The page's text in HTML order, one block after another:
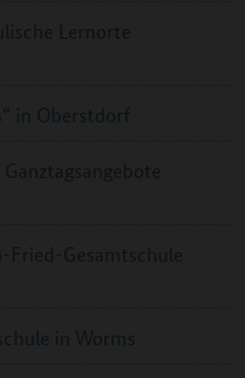
Lernorte
in Oberstdorf
Fried-Gesamtschule
in Worms